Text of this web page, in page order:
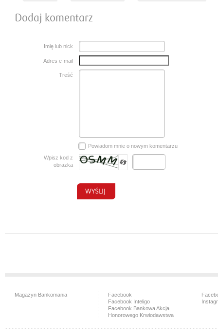
Dodaj komentarz
Imię lub nick
Adres e-mail
Treść
Powiadom mnie o nowym komentarzu
Wpisz kod z
obrazka
Magazyn Bankomania
Facebook
Facebook Inteligo
Facebook Bankowa Akcja
Honorowego Krwiodawstwa